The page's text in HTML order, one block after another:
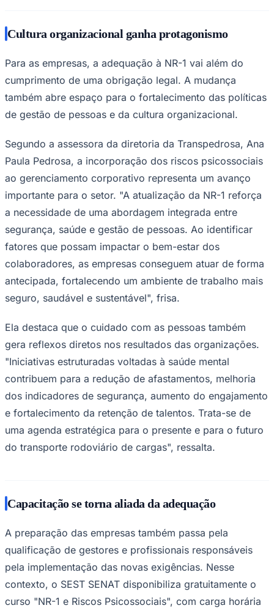
Fluminense
Cultura organizacional ganha protagonismo
Para as empresas, a adequação à NR-1 vai além do
cumprimento de uma obrigação legal. A mudança
também abre espaço para o fortalecimento das políticas
de gestão de pessoas e da cultura organizacional.
Segundo a assessora da diretoria da Transpedrosa, Ana
Paula Pedrosa, a incorporação dos riscos psicossociais
ao gerenciamento corporativo representa um avanço
importante para o setor. "A atualização da NR-1 reforça
a necessidade de uma abordagem integrada entre
segurança, saúde e gestão de pessoas. Ao identificar
fatores que possam impactar o bem-estar dos
colaboradores, as empresas conseguem atuar de forma
antecipada, fortalecendo um ambiente de trabalho mais
seguro, saudável e sustentável", frisa.
Ela destaca que o cuidado com as pessoas também
gera reflexos diretos nos resultados das organizações.
"Iniciativas estruturadas voltadas à saúde mental
contribuem para a redução de afastamentos, melhoria
dos indicadores de segurança, aumento do engajamento
e fortalecimento da retenção de talentos. Trata-se de
uma agenda estratégica para o presente e para o futuro
do transporte rodoviário de cargas", ressalta.
Capacitação se torna aliada da adequação
A preparação das empresas também passa pela
qualificação de gestores e profissionais responsáveis
pela implementação das novas exigências. Nesse
contexto, o SEST SENAT disponibiliza gratuitamente o
curso "NR-1 e Riscos Psicossociais", com carga horária